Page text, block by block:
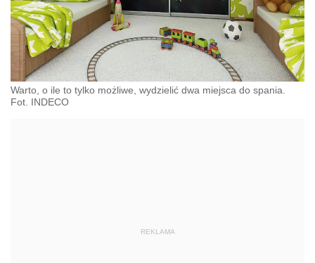
Warto, o ile to tylko możliwe, wydzielić dwa miejsca do spania.
Fot. INDECO